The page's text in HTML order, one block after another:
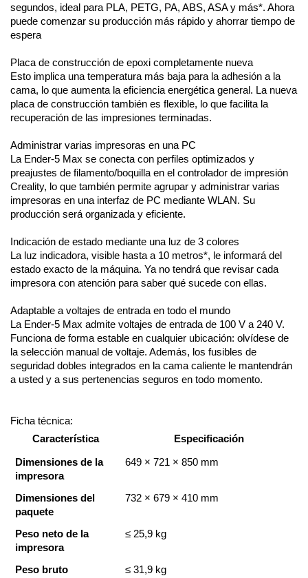
segundos, ideal para PLA, PETG, PA, ABS, ASA y más*. Ahora
puede comenzar su producción más rápido y ahorrar tiempo de
espera
Placa de construcción de epoxi completamente nueva
Esto implica una temperatura más baja para la adhesión a la
cama, lo que aumenta la eficiencia energética general. La nueva
placa de construcción también es flexible, lo que facilita la
recuperación de las impresiones terminadas.
Administrar varias impresoras en una PC
La Ender-5 Max se conecta con perfiles optimizados y
preajustes de filamento/boquilla en el controlador de impresión
Creality, lo que también permite agrupar y administrar varias
impresoras en una interfaz de PC mediante WLAN. Su
producción será organizada y eficiente.
Indicación de estado mediante una luz de 3 colores
La luz indicadora, visible hasta a 10 metros*, le informará del
estado exacto de la máquina. Ya no tendrá que revisar cada
impresora con atención para saber qué sucede con ellas.
Adaptable a voltajes de entrada en todo el mundo
La Ender-5 Max admite voltajes de entrada de 100 V a 240 V.
Funciona de forma estable en cualquier ubicación: olvídese de
la selección manual de voltaje. Además, los fusibles de
seguridad dobles integrados en la cama caliente le mantendrán
a usted y a sus pertenencias seguros en todo momento.
Ficha técnica:
Característica
Especificación
Dimensiones de la
impresora
649 × 721 × 850 mm
Dimensiones del
paquete
732 × 679 × 410 mm
Peso neto de la
impresora
≤ 25,9 kg
Peso bruto ≤ 31,9 kg